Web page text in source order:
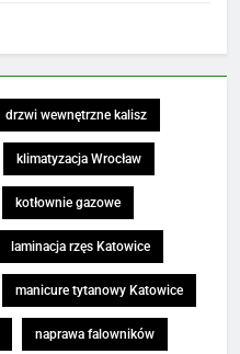
drzwi wewnętrzne kalisz
klimatyzacja Wrocław
kotłownie gazowe
laminacja rzęs Katowice
manicure tytanowy Katowice
naprawa falowników